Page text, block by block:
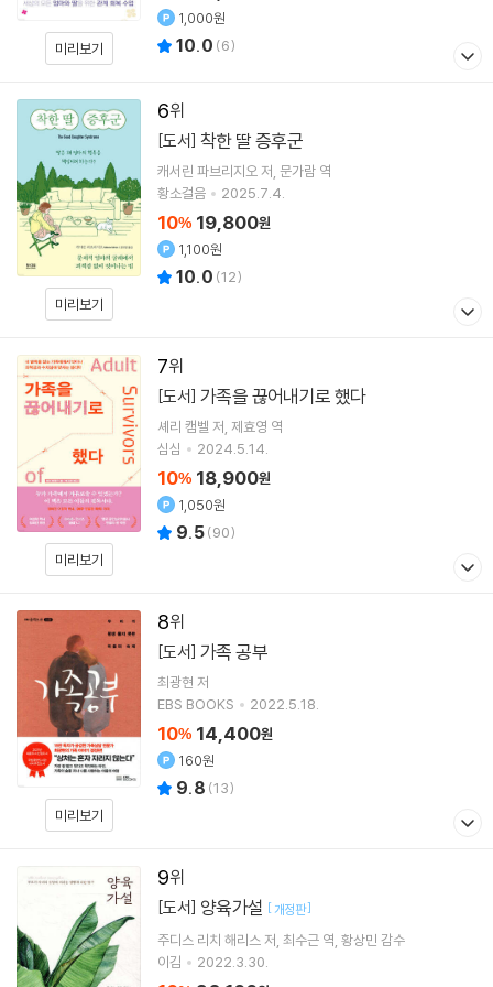
미리보기
1,000원
10.0 (6)
6
미리보기
[도서] 착한 딸 증후군
캐서린 파브리지오 저 문가람 역
황소걸음
2025.7.4.
10% 19,800원
1,100원
10.0 (12)
7
미리보기
[도서] 가족을 끊어내기로 했다
셰리 캠벨 저 제효영 역
심심
2024.5.14.
10% 18,900원
1,050원
9.5(90)
8
미리보기
[도서] 가족 공부
최광현 저
EBS BOOKS
2022.5.18.
10% 14,400원
160원
9.8 (13)
9
[도서] 양육가설 [개정판]
주디스 리치 해리스 저 최수근 역 황상민 감수
이김
2022.3.30.